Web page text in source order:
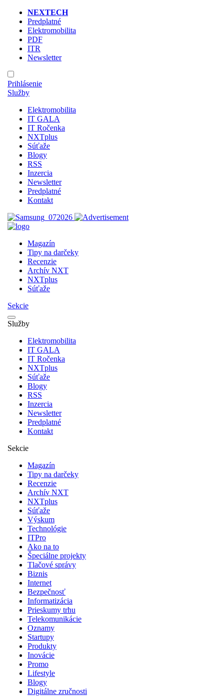
NEXTECH
Predplatné
Elektromobilita
PDF
ITR
Newsletter
Prihlásenie
Služby
Elektromobilita
IT GALA
IT Ročenka
NXTplus
Súťaže
Blogy
RSS
Inzercia
Newsletter
Predplatné
Kontakt
Magazín
Tipy na darčeky
Recenzie
Archív NXT
NXTplus
Súťaže
Sekcie
Služby
Elektromobilita
IT GALA
IT Ročenka
NXTplus
Súťaže
Blogy
RSS
Inzercia
Newsletter
Predplatné
Kontakt
Sekcie
Magazín
Tipy na darčeky
Recenzie
Archív NXT
NXTplus
Súťaže
Výskum
Technológie
ITPro
Ako na to
Špeciálne projekty
Tlačové správy
Biznis
Internet
Bezpečnosť
Informatizácia
Prieskumy trhu
Telekomunikácie
Oznamy
Startupy
Produkty
Inovácie
Promo
Lifestyle
Blogy
Digitálne zručnosti